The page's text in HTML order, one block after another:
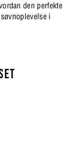
den perfekte
i